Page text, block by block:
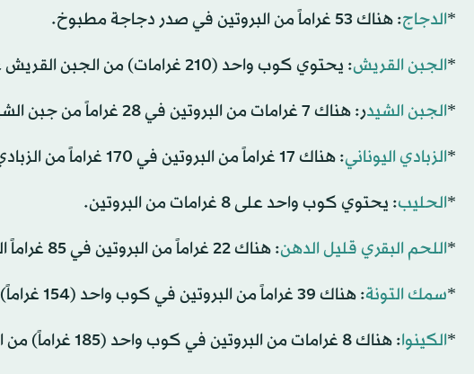
*الدجاج: هناك 53 غراماً من البروتين في صدر دجاجة مطبوخ.
*الجبن القريش: يحتوي كوب واحد (210 غرامات) من الجبن القريش على 23 غراماً من البروتين.
*الجبن الشيدر: هناك 7 غرامات من البروتين في 28 غراماً من جبن الشيدر.
*الزبادي اليوناني: هناك 17 غراماً من البروتين في 170 غراماً من الزبادي اليوناني.
*الحليب: يحتوي كوب واحد على 8 غرامات من البروتين.
*اللحم البقري قليل الدهن: هناك 22 غراماً من البروتين في 85 غراماً اللحم البقري قليل الدهن.
*سمك التونة: هناك 39 غراماً من البروتين في كوب واحد (154 غراماً) من التونة.
*الكينوا: هناك 8 غرامات من البروتين في كوب واحد (185 غراماً) من الكينوا المطبوخة.